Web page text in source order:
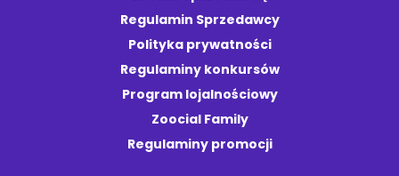
Regulamin Sprzedawcy
Polityka prywatności
Regulaminy konkursów
Program lojalnościowy
Zoocial Family
Regulaminy promocji